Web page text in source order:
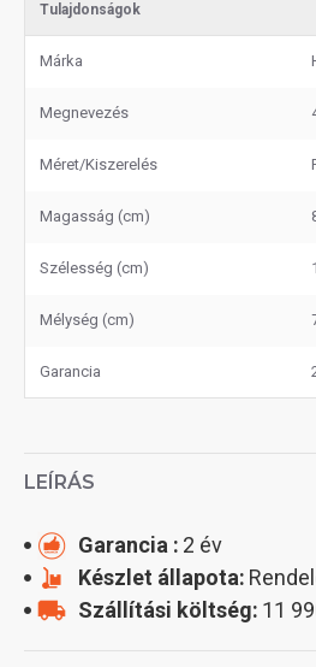
Tulajdonságok
Márka
Megnevezés
Méret/Kiszerelés
Magasság (cm)
Szélesség (cm)
Mélység (cm)
Garancia
LEÍRÁS
Garancia : 2 év
Készlet állapota:
Szállítási költség: 11